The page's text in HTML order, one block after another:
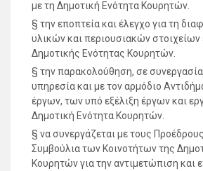
με τη Δημοτική Ενότητα Κουρητών.
§ την εποπτεία και έλεγχο για τη
υλικών και περιουσιακών στοιχείων
Δημοτικής Ενότητας Κουρητών.
§ την παρακολούθηση, σε συνεργασία
υπηρεσία και με τον αρμόδιο
έργων, των υπό εξέλιξη έργων και
Δημοτική Ενότητα Κουρητών.
§ να συνεργάζεται με τους
Συμβούλια των Κοινοτήτων της
Κουρητών για την αντιμετώπιση και